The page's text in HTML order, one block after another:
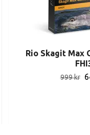
Rio Skagit Max
999 kr